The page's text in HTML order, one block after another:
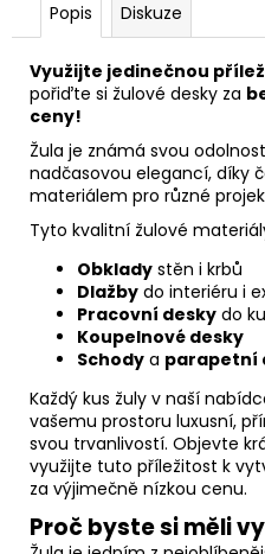
Popis Diskuze
Využijte jedinečnou
pořiďte si žulové desky za
ceny!
Žula je známá svou
nadčasovou elegancí, díky
materiálem pro různé
Tyto kvalitní žulové
Obklady stěn i krbů
Dlažby do interiéru i
Pracovní desky do
Koupelnové desky
Schody a parapetní
Každý kus žuly v naší
vašemu prostoru luxusní,
svou trvanlivostí. Objevte
využijte tuto příležitost k
za výjimečně nízkou cenu.
Proč byste si měli